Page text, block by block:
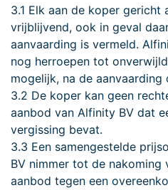
3.1 Elk aan de koper gericht
vrijblijvend, ook in geval
aanvaarding is vermeld.
nog herroepen tot
mogelijk, na de
3.2 De koper kan geen
aanbod van Alfinity BV dat
vergissing bevat.
3.3 Een samengestelde
BV nimmer tot de nakoming
aanbod tegen een